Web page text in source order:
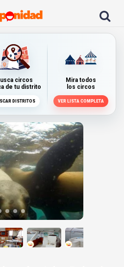
circos
de tu distrito
DISTRITOS
Mira todos
los circos
VER LISTA COMPLETA